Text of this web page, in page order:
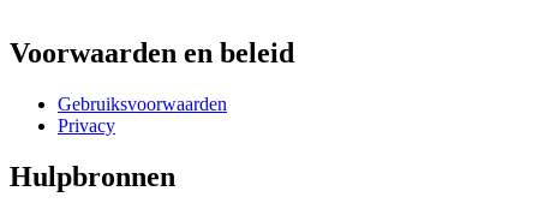
Voorwaarden en beleid
Gebruiksvoorwaarden
Privacy
Hulpbronnen